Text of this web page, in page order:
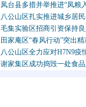
凤台县多措并举推进“凤粮
八公山区扎实推进城乡居
毛集实验区招商引资保持
田家庵区“春风行动”突出
八公山区全力应对H7N9疫
谢家集区成功捣毁一处食